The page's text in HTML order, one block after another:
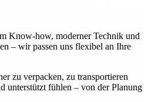
Know-how, moderner Technik und
– wir passen uns flexibel an Ihre
zu verpacken, zu transportieren
unterstützt fühlen – von der Planung